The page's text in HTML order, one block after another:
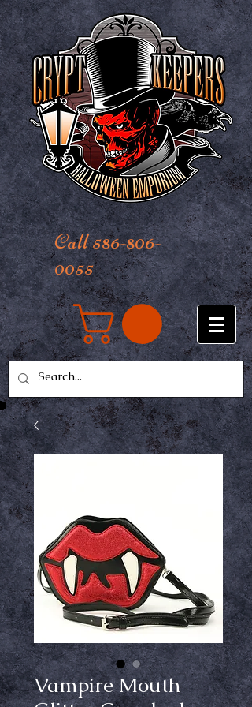
Call 586-806-
0055
Vampire Mouth